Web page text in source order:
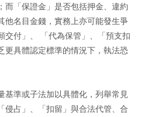
而「保證金」是否包括押金、違約
他名目金錢，實務上亦可能發生爭
交付」、 「代為保管」、「預支扣
更具體認定標準的情況下，執法恐
基準或子法加以具體化，列舉常見
侵占」、「扣留」與合法代管、合